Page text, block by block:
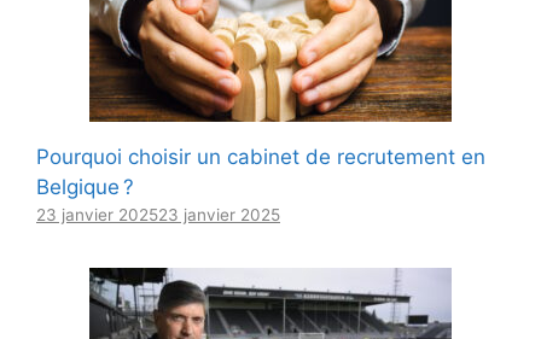
Pourquoi choisir un cabinet de recrutement en
Belgique ?
23 janvier 202523 janvier 2025